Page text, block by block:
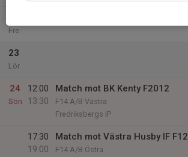
Fre
23
Lör
24
Sön
12:00
13:30
Match mot BK Kenty F2012
F14 A/B Västra
Fredriksbergs IP
17:30
19:00
Match mot Västra Husby IF F12
F14 A/B Östra